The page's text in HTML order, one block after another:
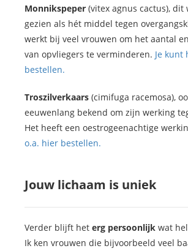
Monnikspeper (vitex agnus cactus), dit
gezien als hét middel tegen
werkt bij veel vrouwen om het aantal
van opvliegers te verminderen. Je kunt
bestellen.
Troszilverkaars (cimifuga racemosa),
eeuwenlang bekend om zijn werking
Het heeft een oestrogeenachtige
o.a. hier bestellen.
Jouw lichaam is uniek
Verder blijft het erg persoonlijk wat
Ik ken vrouwen die bijvoorbeeld veel